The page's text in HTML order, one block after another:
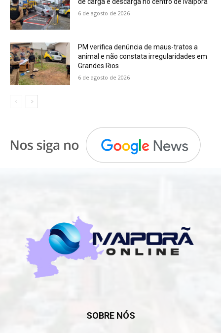
6 de agosto de 2026
PM verifica denúncia de maus-tratos a
animal e não constata irregularidades em
Grandes Rios
6 de agosto de 2026
SOBRE NÓS